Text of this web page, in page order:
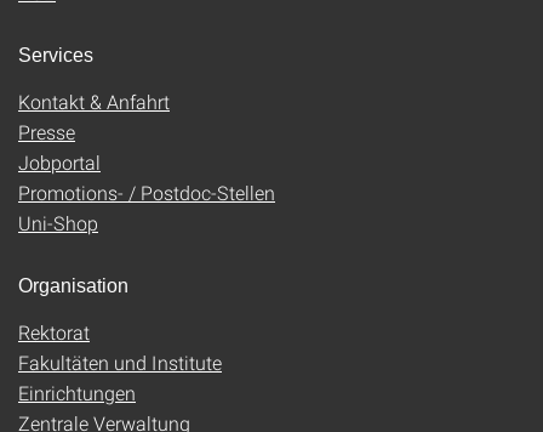
Services
Kontakt & Anfahrt
Presse
Jobportal
Promotions- / Postdoc-Stellen
Uni-Shop
Organisation
Rektorat
Fakultäten und Institute
Einrichtungen
Zentrale Verwaltung